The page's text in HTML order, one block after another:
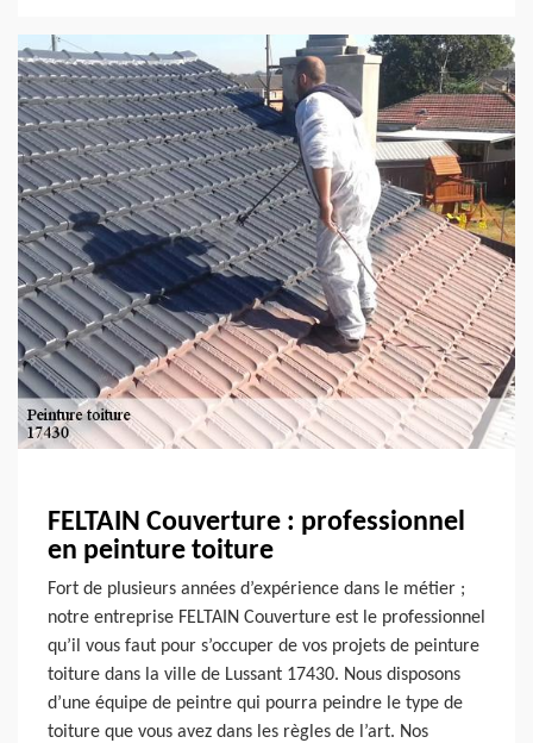
FELTAIN Couverture : professionnel
en peinture toiture
Fort de plusieurs années d’expérience dans le métier ;
notre entreprise FELTAIN Couverture est le professionnel
qu’il vous faut pour s’occuper de vos projets de peinture
toiture dans la ville de Lussant 17430. Nous disposons
d’une équipe de peintre qui pourra peindre le type de
toiture que vous avez dans les règles de l’art. Nos